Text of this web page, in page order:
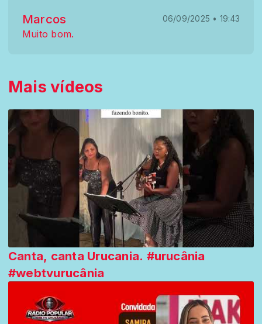
Mais vídeos
Canta, canta Urucania. #urucânia
#webtvurucânia
Muito bom.
Marcos 06/09/2025 • 19:43